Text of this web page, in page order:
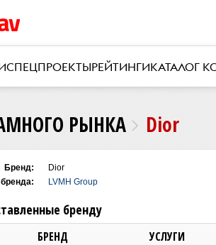
СПЕЦПРОЕКТЫРЕЙТИНГИКАТАЛОГ
РЫНКА Dior
Бренд:
Dior
LVMH Group
бренду
БРЕНД УСЛУГИ